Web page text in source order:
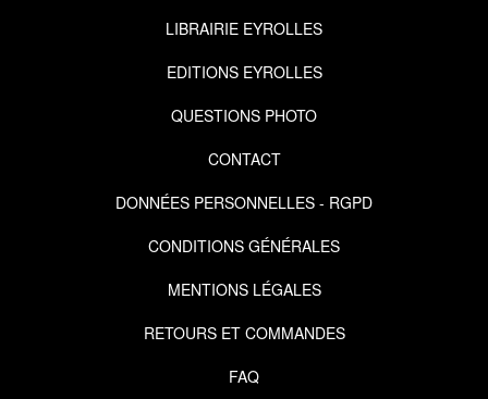
LIBRAIRIE EYROLLES
EDITIONS EYROLLES
QUESTIONS PHOTO
CONTACT
DONNÉES PERSONNELLES - RGPD
CONDITIONS GÉNÉRALES
MENTIONS LÉGALES
RETOURS ET COMMANDES
FAQ